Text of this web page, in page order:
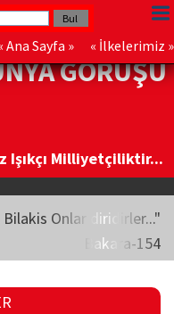
Ana Sayfa » « İlkelerimiz »
GÖRÜŞÜ
Işıkçı Milliyetçiliktir...
Onlar diridirler..."
Bakara-154